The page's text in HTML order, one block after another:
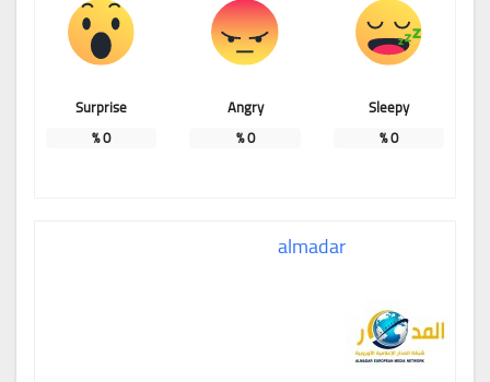
Sleepy
0
%
Angry
0
%
Surprise
0
%
almadar